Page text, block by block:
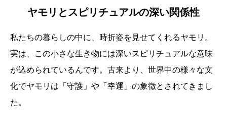
ヤモリとスピリチュアルの深い関係性
私たちの暮らしの中に、時折姿を見せてくれるヤモリ。
実は、この小さな生き物には深いスピリチュアルな意味
が込められているんです。古来より、世界中の様々な文
化でヤモリは「守護」や「幸運」の象徴とされてきまし
た。